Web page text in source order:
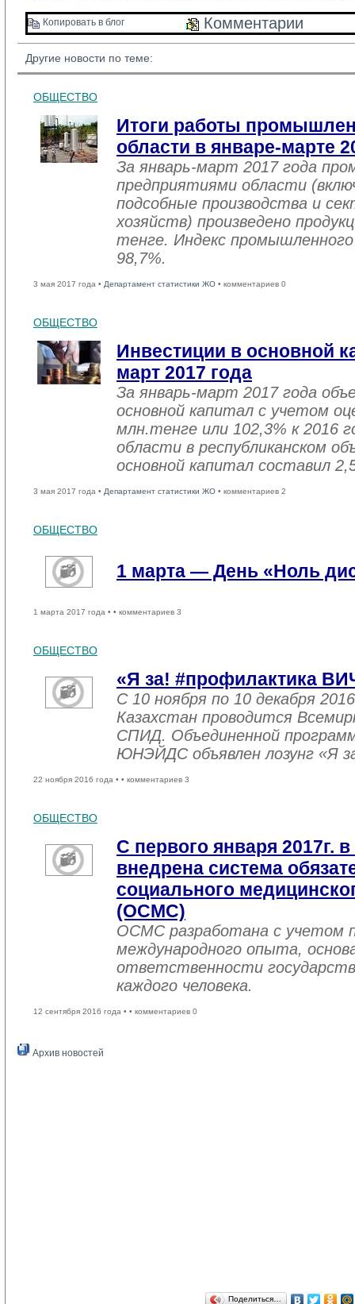
Копировать в блог Комментарии
Другие новости по теме:
ОБЩЕСТВО
Итоги работы
области в январе-марте
За январь-март 2017 года
предприятиями области
подсобные производства и
хозяйств) произведено
тенге. Индекс
98,7%.
3 мая 2017 года • Департамент статистики ЖО • комментариев 0
ОБЩЕСТВО
Инвестиции в основной
март 2017 года
За январь-март 2017 года
основной капитал с учетом
млн.тенге или 102,3% к 2016
области в республиканском
основной капитал составил
3 мая 2017 года • Департамент статистики ЖО • комментариев 2
ОБЩЕСТВО
1 марта — День «Ноль
1 марта 2017 года • • комментариев 3
ОБЩЕСТВО
«Я за! #профилактика
С 10 ноября по 10 декабря
Казахстан проводится
СПИД. Объединенной
ЮНЭЙДС объявлен лозунг «Я
22 ноября 2016 года • • комментариев 3
ОБЩЕСТВО
С первого января 2017г.
внедрена система
социального
(ОСМС)
ОСМС разработана с учетом
международного опыта,
ответственности
каждого человека.
12 сентября 2016 года • • комментариев 0
Архив новостей
Поделиться…